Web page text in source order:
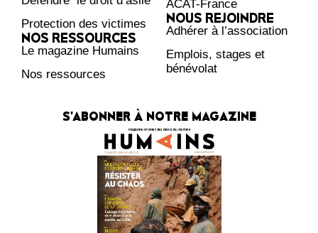
Protection des victimes
NOS RESSOURCES
Le magazine Humains
Nos ressources
ACAT-France
NOUS REJOINDRE
Adhérer à l’association
Emplois, stages et
bénévolat
S'ABONNER À NOTRE MAGAZINE